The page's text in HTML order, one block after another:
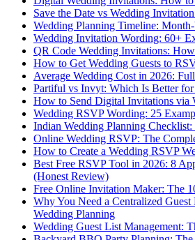
Save the Date vs Wedding
Wedding Planning Timeline:
Wedding Invitation Wording: 60+
QR Code Wedding Invitations:
How to Get Wedding Guests to
Average Wedding Cost in 2026:
Partiful vs Invyt: Which Is Better for
How to Send Digital Invitations via
Wedding RSVP Wording: 25
Indian Wedding Planning
Online Wedding RSVP: The
How to Create a Wedding RSVP
Best Free RSVP Tool in 2026: 8
(Honest Review)
Free Online Invitation Maker: The
Why You Need a Centralized
Wedding Planning
Wedding Guest List Management: